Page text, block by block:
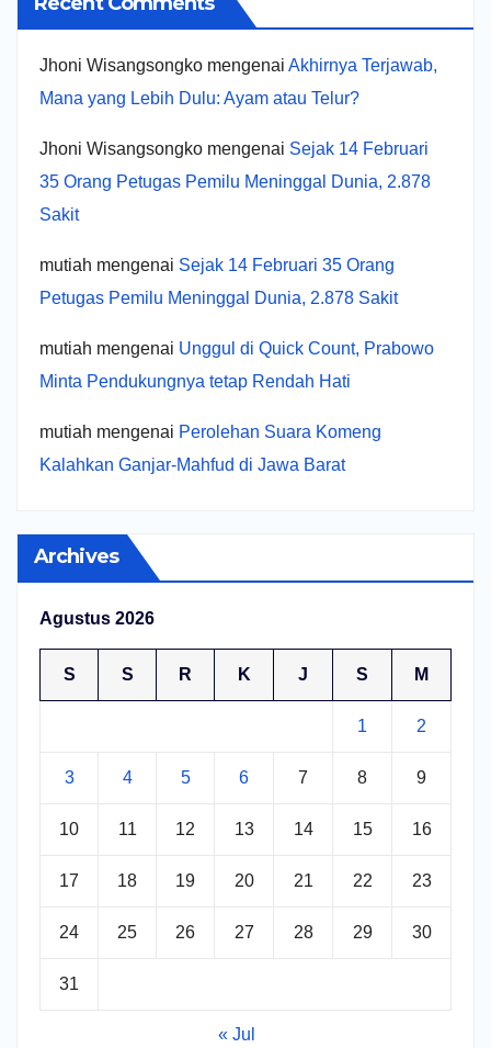
Jhoni Wisangsongko mengenai Akhirnya Terjawab,
Mana yang Lebih Dulu: Ayam atau Telur?
Jhoni Wisangsongko mengenai Sejak 14 Februari
35 Orang Petugas Pemilu Meninggal Dunia, 2.878
Sakit
mutiah mengenai Sejak 14 Februari 35 Orang
Petugas Pemilu Meninggal Dunia, 2.878 Sakit
mutiah mengenai Unggul di Quick Count, Prabowo
Minta Pendukungnya tetap Rendah Hati
mutiah mengenai Perolehan Suara Komeng
Kalahkan Ganjar-Mahfud di Jawa Barat
Archives
Agustus 2026
S S R K J S M
1 2
3 4 5 6 7 8 9
10 11 12 13 14 15 16
17 18 19 20 21 22 23
24 25 26 27 28 29 30
31
« Jul